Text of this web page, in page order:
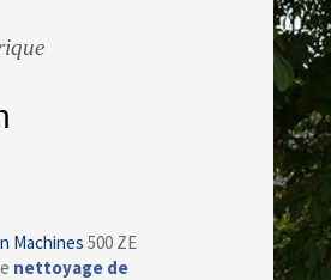
Machines 500 ZE
nettoyage de